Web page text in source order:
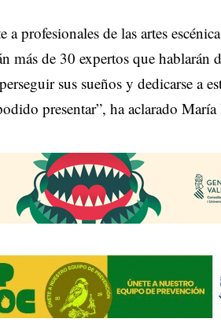
profesionales de las artes
más de 30 expertos que hablarán
sus sueños y dedicarse a
presentar”, ha aclarado